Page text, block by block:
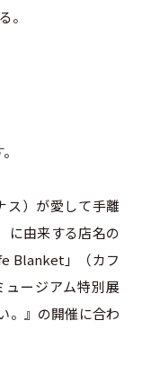
。
ス）が愛して手離
に由来する店名の
Blanket」（カフ
ュージアム特別展
。』の開催に合わ